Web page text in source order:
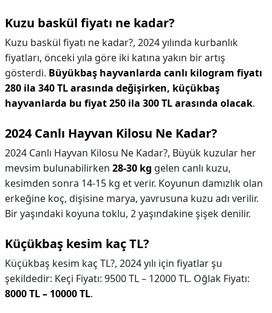
Kuzu baskül fiyatı ne kadar?
Kuzu baskül fiyatı ne kadar?, 2024 yılında kurbanlık
fiyatları, önceki yıla göre iki katına yakın bir artış
gösterdi. Büyükbaş hayvanlarda canlı kilogram fiyatı
280 ila 340 TL arasında değişirken, küçükbaş
hayvanlarda bu fiyat 250 ila 300 TL arasında olacak.
2024 Canlı Hayvan Kilosu Ne Kadar?
2024 Canlı Hayvan Kilosu Ne Kadar?, Büyük kuzular her
mevsim bulunabilirken 28-30 kg gelen canlı kuzu,
kesimden sonra 14-15 kg et verir. Koyunun damızlık olan
erkeğine koç, dişisine marya, yavrusuna kuzu adı verilir.
Bir yaşındaki koyuna toklu, 2 yaşındakine şişek denilir.
Küçükbaş kesim kaç TL?
Küçükbaş kesim kaç TL?, 2024 yılı için fiyatlar şu
şekildedir: Keçi Fiyatı: 9500 TL – 12000 TL. Oğlak Fiyatı:
8000 TL – 10000 TL.